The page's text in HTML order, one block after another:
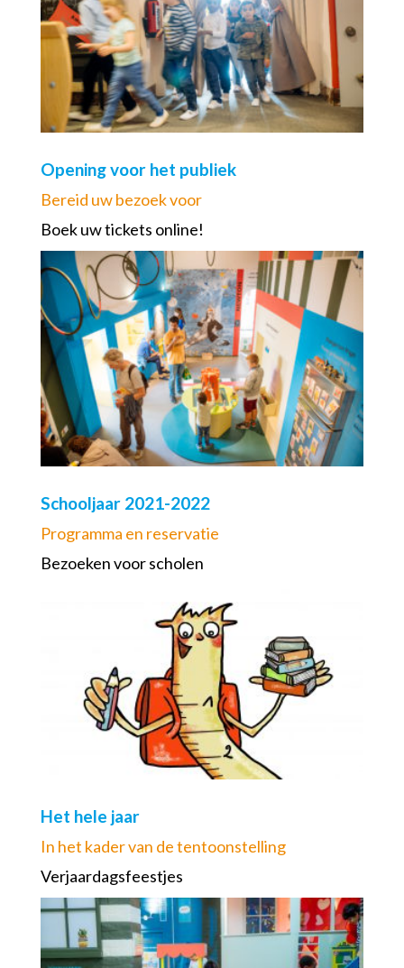
Opening voor het publiek
Bereid uw bezoek voor
Boek uw tickets online!
Schooljaar 2021-2022
Programma en reservatie
Bezoeken voor scholen
Het hele jaar
In het kader van de tentoonstelling
Verjaardagsfeestjes